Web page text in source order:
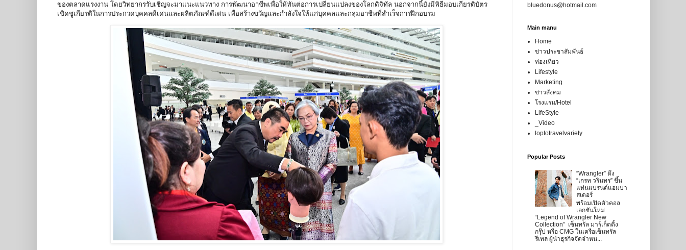
ของตลาดแรงงาน โดยวิทยากรรับเชิญจะมาแนะแนวทาง การพัฒนาอาชีพเพื่อให้ทันต่อการเปลี่ยนแปลงของโลกดิจิทัล นอกจากนี้ยังมีพิธีมอบเกียรติบัตร
เชิดชูเกียรติในการประกวดบุคคลดีเด่นและผลิตภัณฑ์ดีเด่น เพื่อสร้างขวัญและกำลังใจให้แก่บุคคลและกลุ่มอาชีพที่สำเร็จการฝึกอบรม
bluedonus@hotmail.com
Main manu
Home
ข่าวประชาสัมพันธ์
ท่องเที่ยว
Lifestyle
Marketing
ข่าวสังคม
โรงแรม/Hotel
LifeStyle
_Video
toptotravelvariety
Popular Posts
“Wrangler” ดึง
“เกรท วรินทร” ขึ้น
แท่นแบรนด์แอมบา
สเดอร์
พร้อมเปิดตัวคอล
เลกชันใหม่
“Legend of Wrangler New
Collection” เซ็นทรัล มาร์เก็ตติ้ง
กรุ๊ป หรือ CMG ในเครือเซ็นทรัล
รีเทล ผู้นำธุรกิจจัดจำหน...